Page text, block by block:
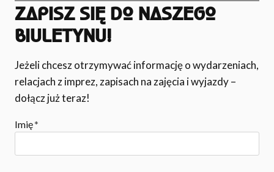
ZAPISZ SIĘ DO NASZEGO
BIULETYNU!
Jeżeli chcesz otrzymywać informację o wydarzeniach,
relacjach z imprez, zapisach na zajęcia i wyjazdy –
dołącz już teraz!
Imię*